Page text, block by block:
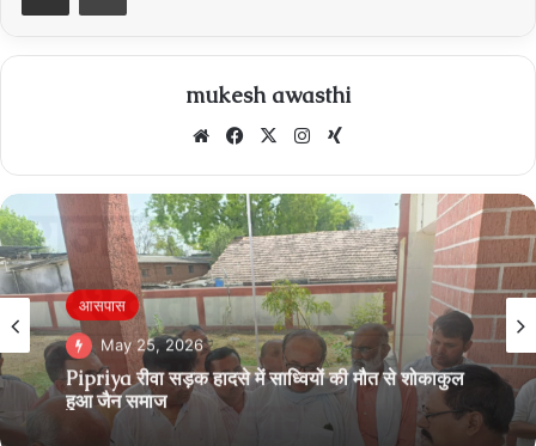
mukesh awasthi
WebsiteFacebook
X Instagram
Breaking News
May 13, 2026
Narmdapuram सोहागपुर में आर आई के ऊपर 20 हजार
की रिश्वत का आरोप, जनसुनवाई में शिकायत